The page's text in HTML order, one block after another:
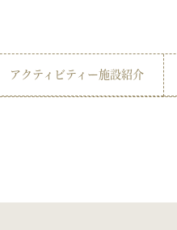
アクティビティー施設紹介